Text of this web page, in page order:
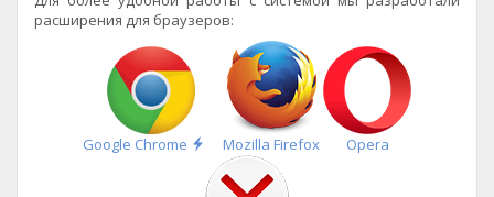
расширения для браузеров:
Google Chrome
Быстрая
установка
Mozilla Firefox Opera